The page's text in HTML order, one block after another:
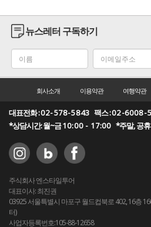
뉴스레터 구독하기
회사소개 이용약관 여행약관
대표전화 :02-578-5843 팩스 :02-6008-
*상담시간: 월~금10:00 - 17:00 *주말, 공
주식회사 엔스타일투어
대표이사: 최진권
03925 서울특별시 마포구 월드컵북로 402, 16층
터)
사업자등록번호:105-88-12658